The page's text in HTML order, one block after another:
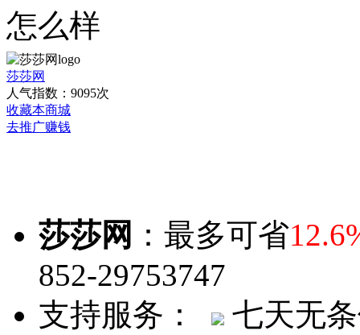
怎么样
莎莎网
人气指数：9095次
收藏本商城
去推广赚钱
莎莎网 ：最多可省
852-29753747
支持服务：
七天无